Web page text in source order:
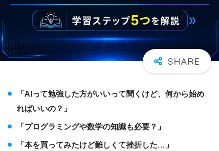
「AIって勉強した方がいいって聞くけど、何から始め
ればいいの？」
「プログラミングや数学の知識も必要？」
「本を買ってみたけど難しくて挫折した…」